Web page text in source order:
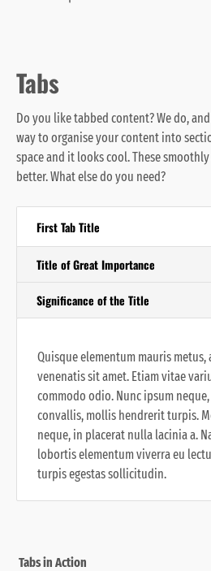
Tabs
Do you like tabbed content? We do,
way to organise your content into
space and it looks cool. These
better. What else do you need?
First Tab Title
Title of Great Importance
Significance of the Title
Quisque elementum mauris metus,
venenatis sit amet. Etiam vitae
commodo odio. Nunc ipsum
convallis, mollis hendrerit turpis.
neque, in placerat nulla lacinia a.
lobortis elementum viverra eu
turpis egestas sollicitudin.
Tabs in Action